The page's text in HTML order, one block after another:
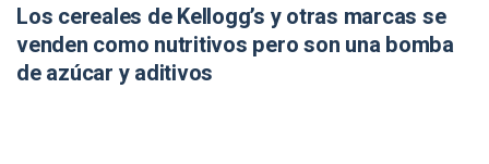
Los cereales de Kellogg’s y otras marcas se
venden como nutritivos pero son una bomba
de azúcar y aditivos